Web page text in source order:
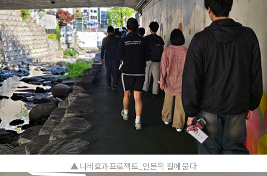
▲ 나비효과프로젝트_인문학 길에 묻다